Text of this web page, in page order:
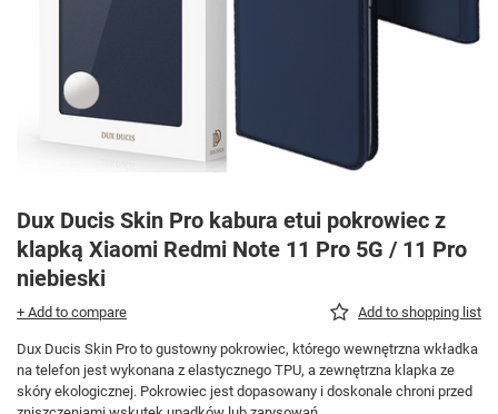
Dux Ducis Skin Pro kabura etui pokrowiec z
klapką Xiaomi Redmi Note 11 Pro 5G / 11 Pro
niebieski
+ Add to compare Add to shopping list
Dux Ducis Skin Pro to gustowny pokrowiec, którego wewnętrzna wkładka
na telefon jest wykonana z elastycznego TPU, a zewnętrzna klapka ze
skóry ekologicznej. Pokrowiec jest dopasowany i doskonale chroni przed